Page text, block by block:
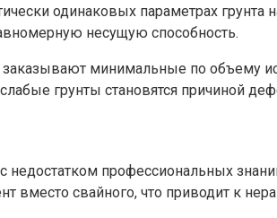
одинаковых параметрах
несущую способность.
заказывают минимальные по объему
грунты становятся причиной
профессиональных
вместо свайного, что приводит к